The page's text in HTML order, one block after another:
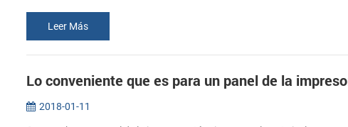
Leer Más
Lo conveniente que es para un panel de la
2018-01-11